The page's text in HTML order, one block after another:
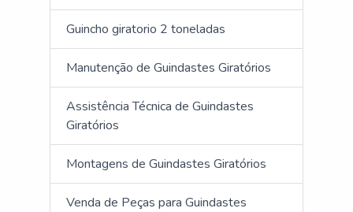
Guincho giratorio 2 toneladas
Manutenção de Guindastes Giratórios
Assistência Técnica de Guindastes
Giratórios
Montagens de Guindastes Giratórios
Venda de Peças para Guindastes